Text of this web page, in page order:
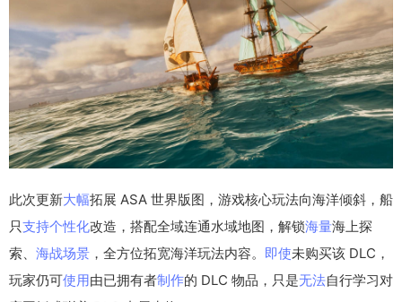
此次更新大幅拓展 ASA 世界版图，游戏核心玩法向海洋倾斜，船
只支持个性化改造，搭配全域连通水域地图，解锁海量海上探
索、 海战场景 ，全方位拓宽海洋玩法内容。 即使未购买该 DLC，
玩家仍可使用由已拥有者制作的 DLC 物品，只是无法自行学习对